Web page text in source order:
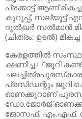
പ്രക്കാട്ട് ആണ്
കുറുപ്പ്, സല്യൂട്ട്
ദുല്‍ഖര്‍ സല്‍മാന്‍
(ചിത്രം: ഉടല്‍) മികച്ച
കേരളത്തില്‍
ക്ഷണിച്ച,് ജൂറി
പ്രസിഡന്റും ജൂറി
ഓണക്കൂറാണ്
ഡോ.ജോര്‍ജ്
ജോസഫ്, എം.എഫ്.